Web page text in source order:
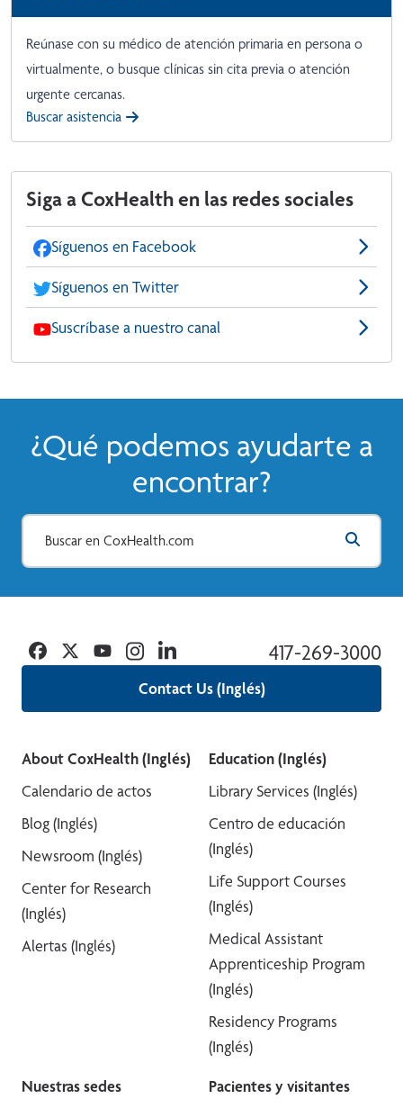
Reúnase con su médico de atención primaria en persona o
virtualmente, o busque clínicas sin cita previa o atención
urgente cercanas.
Buscar asistencia
Siga a CoxHealth en las redes sociales
Síguenos en Facebook
Síguenos en Twitter
Suscríbase a nuestro canal
¿Qué podemos ayudarte a
encontrar?
Contact Us (Inglés)
417-269-3000
Facebook
TwitterYouTubeInstagramLinkedin
About CoxHealth (Inglés)
Calendario de actos
Blog (Inglés)
Newsroom (Inglés)
Center for Research
(Inglés)
Alertas (Inglés)
Education (Inglés)
Library Services (Inglés)
Centro de educación
(Inglés)
Life Support Courses
(Inglés)
Medical Assistant
Apprenticeship Program
(Inglés)
Residency Programs
(Inglés)
Nuestras sedes
Pacientes y visitantes